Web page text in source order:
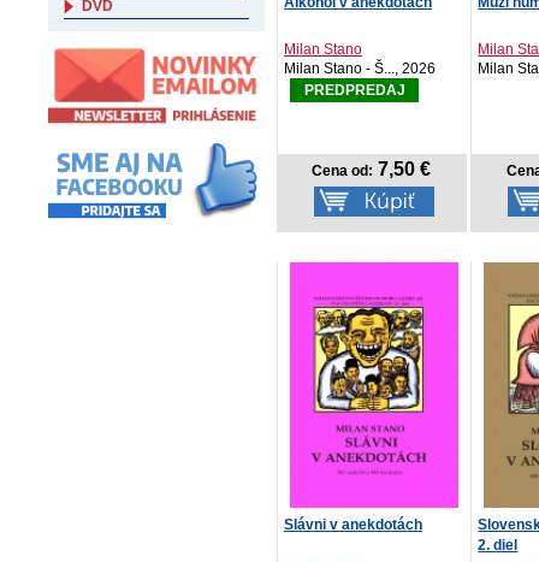
Milan Stano
Milan Stano - Š..., 2026
PREDPREDAJ
Cena od: 7,50 €
Milan
Milan
Slávni v anekdotách
2. diel
DVD